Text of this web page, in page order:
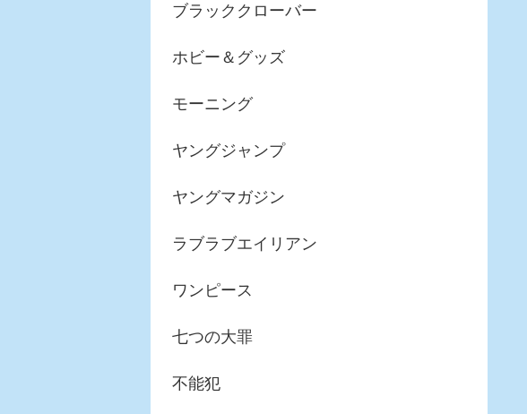
ブラッククローバー
ホビー＆グッズ
モーニング
ヤングジャンプ
ヤングマガジン
ラブラブエイリアン
ワンピース
七つの大罪
不能犯